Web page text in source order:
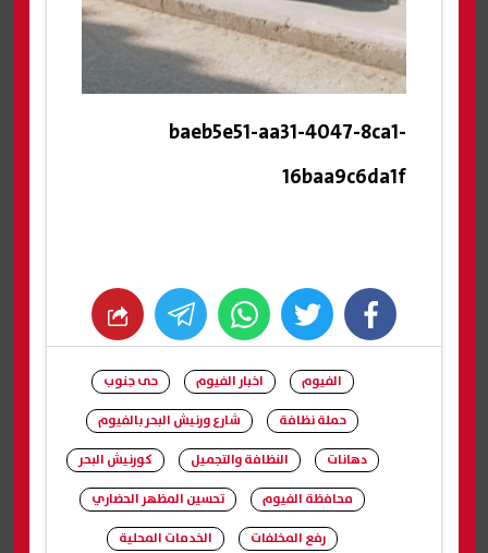
baeb5e51-aa31-4047-8ca1-
16baa9c6da1f
facebook
twitter
whats
الفيوم اخبار الفيوم
حى جنوب
حملة نظافة
شارع ورنيش البحر بالفيوم
دهانات
النظافة والتجميل
كورنيش البحر
محافظة الفيوم
تحسين المظهر الحضاري
رفع المخلفات
الخدمات المحلية